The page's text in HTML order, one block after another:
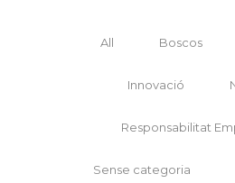
All Boscos
Innovació
Responsabilitat
Sense categoria